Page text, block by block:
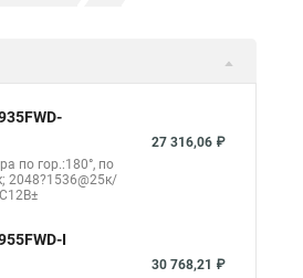
Poe камера
hikvision hiwatch
ip camera
по гор.:180°, по
2048?1536@25к/
27 316,06 ₽
I
30 768,21 ₽